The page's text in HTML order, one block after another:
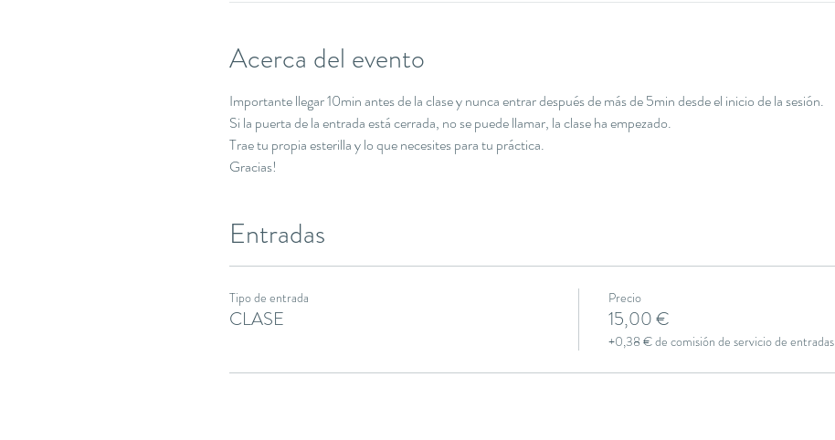
Acerca del evento
Importante llegar 10min antes de la clase y nunca entrar después de más de 5min desde el inicio de la sesión.
Si la puerta de la entrada está cerrada, no se puede llamar, la clase ha empezado.
Trae tu propia esterilla y lo que necesites para tu práctica.
Gracias!
Entradas
Tipo de entrada
CLASE
Precio
15,00 €
+0,38 € de comisión de servicio de entradas